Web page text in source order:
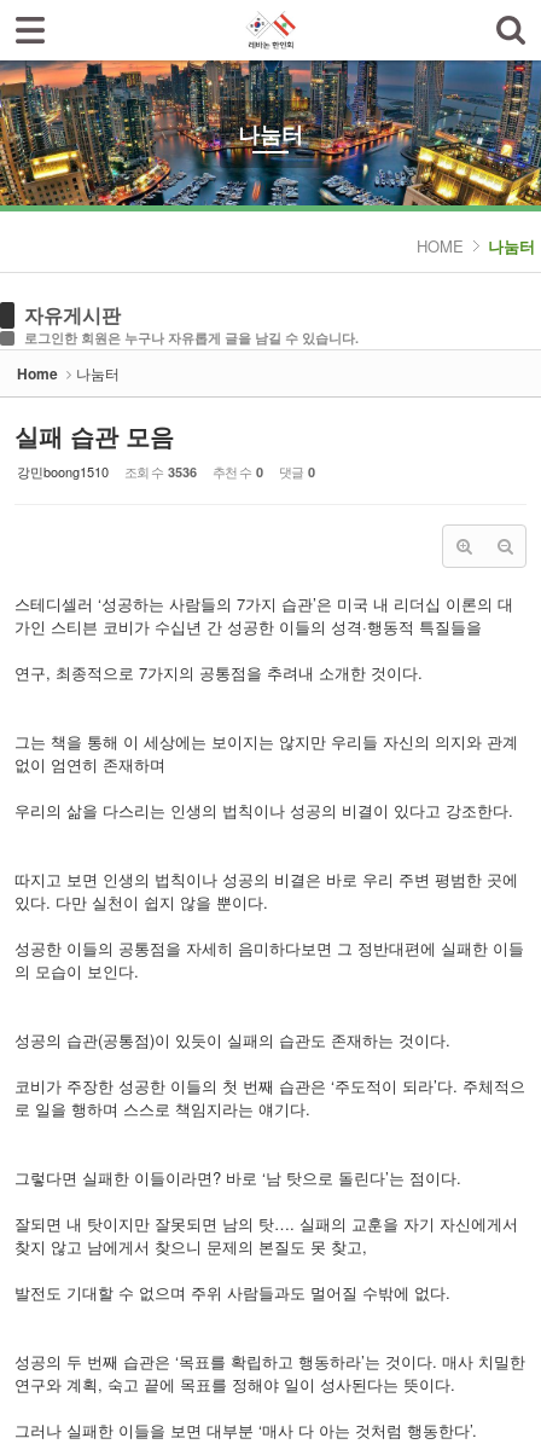
나눔터
HOME 나눔터
자유게시판
로그인한 회원은 누구나 자유롭게 글을 남길 수 있습니다.
Home 나눔터
실패 습관 모음
강민boong1510 조회 수 3536 추천 수 0 댓글 0
스테디셀러 ‘성공하는 사람들의 7가지 습관’은 미국 내 리더십 이론의 대
가인 스티븐 코비가 수십년 간 성공한 이들의 성격·행동적 특질들을
연구, 최종적으로 7가지의 공통점을 추려내 소개한 것이다.
그는 책을 통해 이 세상에는 보이지는 않지만 우리들 자신의 의지와 관계
없이 엄연히 존재하며
우리의 삶을 다스리는 인생의 법칙이나 성공의 비결이 있다고 강조한다.
따지고 보면 인생의 법칙이나 성공의 비결은 바로 우리 주변 평범한 곳에
있다. 다만 실천이 쉽지 않을 뿐이다.
성공한 이들의 공통점을 자세히 음미하다보면 그 정반대편에 실패한 이들
의 모습이 보인다.
성공의 습관(공통점)이 있듯이 실패의 습관도 존재하는 것이다.
코비가 주장한 성공한 이들의 첫 번째 습관은 ‘주도적이 되라’다. 주체적으
로 일을 행하며 스스로 책임지라는 얘기다.
그렇다면 실패한 이들이라면? 바로 ‘남 탓으로 돌린다’는 점이다.
잘되면 내 탓이지만 잘못되면 남의 탓…. 실패의 교훈을 자기 자신에게서
찾지 않고 남에게서 찾으니 문제의 본질도 못 찾고,
발전도 기대할 수 없으며 주위 사람들과도 멀어질 수밖에 없다.
성공의 두 번째 습관은 ‘목표를 확립하고 행동하라’는 것이다. 매사 치밀한
연구와 계획, 숙고 끝에 목표를 정해야 일이 성사된다는 뜻이다.
그러나 실패한 이들을 보면 대부분 ‘매사 다 아는 것처럼 행동한다’.
로그인
한인회소개
공지사항
한글학교
- 생활정보 묻고 답하기
- 레바논여행 묻고 답하기
- 이야기마당
갤러리
Sketchbook5, 스케치북5
Sketchbook5, 스케치북5